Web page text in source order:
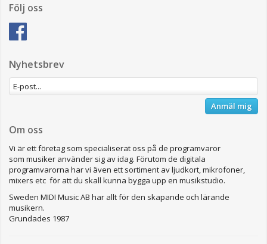
Följ oss
Nyhetsbrev
Anmäl mig
Om oss
Vi är ett företag som specialiserat oss på de programvaror
som musiker använder sig av idag. Förutom de digitala
programvarorna har vi även ett sortiment av ljudkort, mikrofoner,
mixers etc för att du skall kunna bygga upp en musikstudio.
Sweden MIDI Music AB har allt för den skapande och lärande
musikern.
Grundades 1987